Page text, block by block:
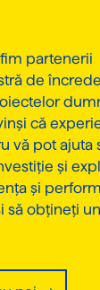
partenerii
de
că
vă pot ajuta
și
și
să obțineți